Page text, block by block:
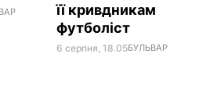
її кривдникам
футболіст
6 серпня, 18.05БУЛЬВАР